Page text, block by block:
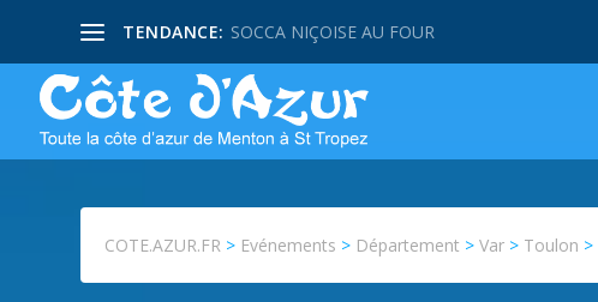
TENDANCE: SOCCA NIÇOISE AU FOUR
COTE.AZUR.FR > Evénements > Département >Var > Toulon >